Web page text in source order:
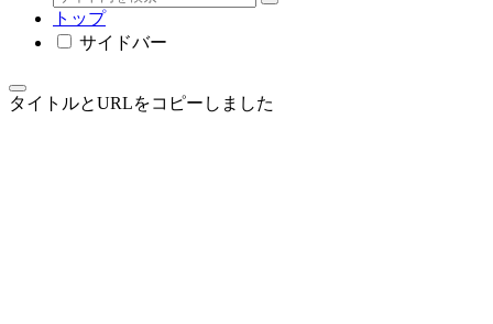
トップ
サイドバー
タイトルとURLをコピーしました